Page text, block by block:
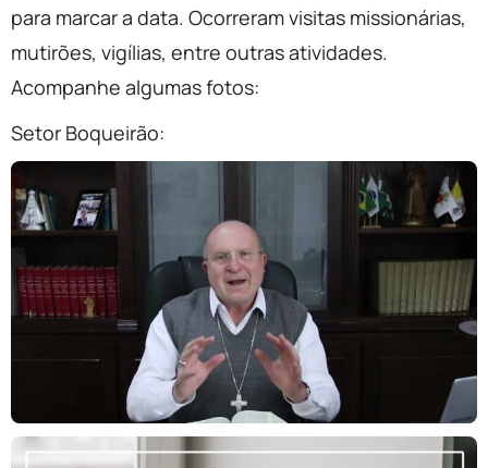
para marcar a data. Ocorreram visitas missionárias,
mutirões, vigílias, entre outras atividades.
Acompanhe algumas fotos:
Setor Boqueirão: